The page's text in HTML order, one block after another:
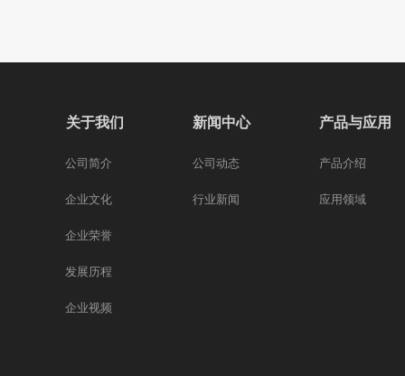
关于我们
公司简介
企业文化
企业荣誉
发展历程
企业视频
公司动态
行业新闻
新闻中心
产品介绍
应用领域
产品与应用